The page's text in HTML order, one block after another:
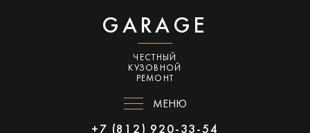
GARAGE
ЧЕСТНЫЙ
КУЗОВНОЙ
РЕМОНТ
МЕНЮ
+7 (812) 920-33-54